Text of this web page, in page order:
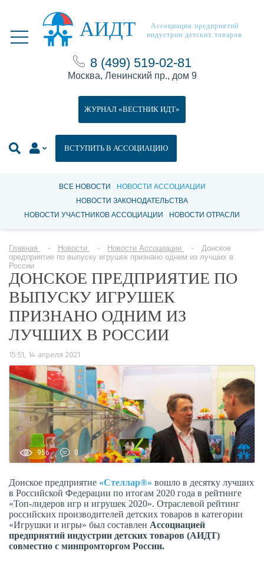
АИДТ
Ассоциация предприятий
индустрии детских товаров
8 (499) 519-02-81
Москва, Ленинский пр., дом 9
ВСТУПИТЬ В АССОЦИАЦИЮ
ЖУРНАЛ «ВЕСТНИК ИДТ»
ВСЕ НОВОСТИ
НОВОСТИ АССОЦИАЦИИ
НОВОСТИ ЗАКОНОДАТЕЛЬСТВА
НОВОСТИ УЧАСТНИКОВ АССОЦИАЦИИ
НОВОСТИ ОТРАСЛИ
Главная Новости Новости Ассоциации
Донское
предприятие по выпуску игрушек признано одним из лучших в
России
ДОНСКОЕ ПРЕДПРИЯТИЕ ПО
ВЫПУСКУ ИГРУШЕК
ПРИЗНАНО ОДНИМ ИЗ
ЛУЧШИХ В РОССИИ
15:51, 14 апреля 2021
956 0
Донское предприятие «Стеллар®» вошло в десятку лучших
в Российской Федерации по итогам 2020 года в рейтинге
«Топ-лидеров игр и игрушек 2020». Отраслевой рейтинг
российских производителей детских товаров в категории
«Игрушки и игры» был составлен Ассоциацией
предприятий индустрии детских товаров (АИДТ)
совместно с минпромторгом России.